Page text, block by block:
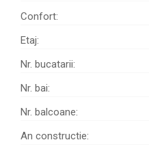
Confort:
Etaj:
Nr. bucatarii:
Nr. bai:
Nr. balcoane:
An constructie: